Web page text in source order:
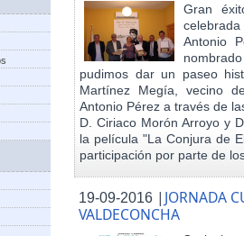
Gran
Antonio
pudimos dar un paseo
Martínez Megía, vecino
Antonio Pérez a través de
D. Ciriaco Morón Arroyo y
la película "La Conjura de
participación por parte de
19-09-2016 | JORNADA
VALDECONCHA